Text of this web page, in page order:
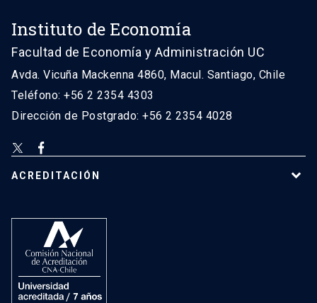
Instituto de Economía
Facultad de Economía y Administración UC
Avda. Vicuña Mackenna 4860, Macul. Santiago, Chile
Teléfono: +56 2 2354 4303
Dirección de Postgrado: +56 2 2354 4028
ACREDITACIÓN